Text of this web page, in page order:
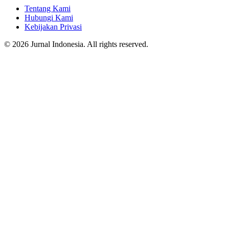
Tentang Kami
Hubungi Kami
Kebijakan Privasi
© 2026 Jurnal Indonesia. All rights reserved.